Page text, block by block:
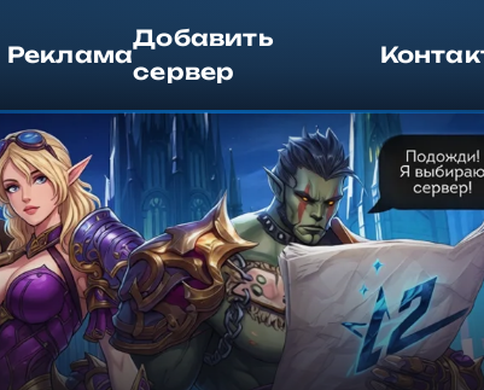
Реклама
Добавить
сервер